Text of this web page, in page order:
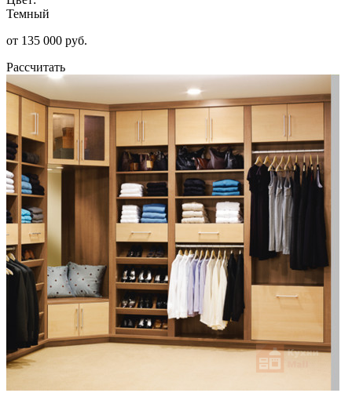
Темный
от 135 000 руб.
Рассчитать